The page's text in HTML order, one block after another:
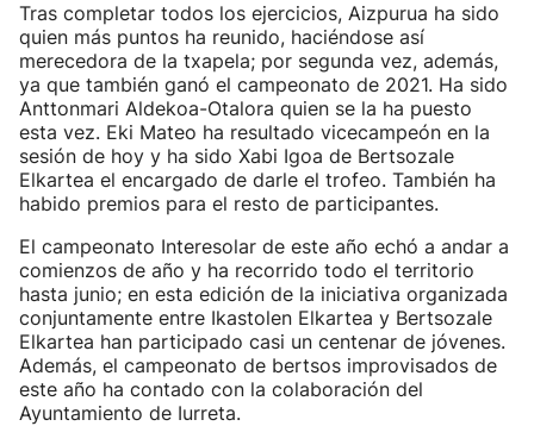
Tras completar todos los ejercicios, Aizpurua ha sido
quien más puntos ha reunido, haciéndose así
merecedora de la txapela; por segunda vez, además,
ya que también ganó el campeonato de 2021. Ha sido
Anttonmari Aldekoa-Otalora quien se la ha puesto
esta vez. Eki Mateo ha resultado vicecampeón en la
sesión de hoy y ha sido Xabi Igoa de Bertsozale
Elkartea el encargado de darle el trofeo. También ha
habido premios para el resto de participantes.
El campeonato Interesolar de este año echó a andar a
comienzos de año y ha recorrido todo el territorio
hasta junio; en esta edición de la iniciativa organizada
conjuntamente entre Ikastolen Elkartea y Bertsozale
Elkartea han participado casi un centenar de jóvenes.
Además, el campeonato de bertsos improvisados de
este año ha contado con la colaboración del
Ayuntamiento de Iurreta.